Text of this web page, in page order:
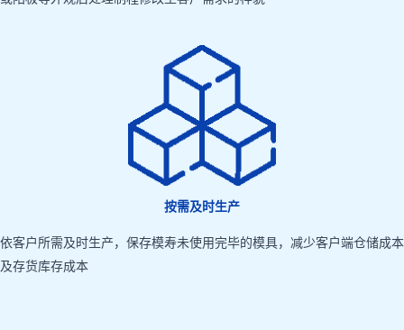
按需及时生产
依客户所需及时生产，保存模寿未使用完毕的模具，减少客户端仓储成本
及存货库存成本